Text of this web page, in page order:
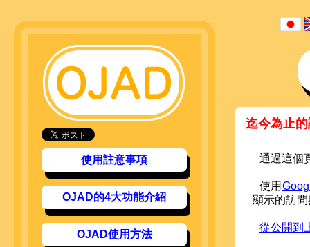
使用註意事項
OJAD的4大功能介紹
OJAD使用方法
迄今為止
通過這個
使用
顯示的訪
從公開到